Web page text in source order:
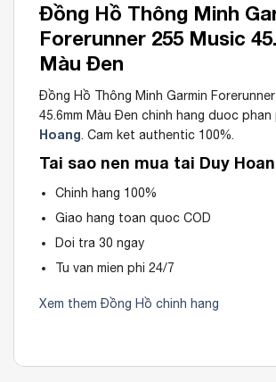
Đồng Hồ Thông Minh
Forerunner 255 Music
Màu Đen
Đồng Hồ Thông Minh Garmin
45.6mm Màu Đen chinh hang duoc
Hoang. Cam ket authentic 100%.
Tai sao nen mua tai Duy
Chinh hang 100%
Giao hang toan quoc COD
Doi tra 30 ngay
Tu van mien phi 24/7
Xem them Đồng Hồ chinh hang